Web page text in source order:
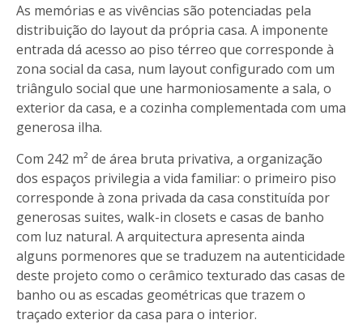
As memórias e as vivências são potenciadas pela
distribuição do layout da própria casa. A imponente
entrada dá acesso ao piso térreo que corresponde à
zona social da casa, num layout configurado com um
triângulo social que une harmoniosamente a sala, o
exterior da casa, e a cozinha complementada com uma
generosa ilha.
Com 242 m² de área bruta privativa, a organização
dos espaços privilegia a vida familiar: o primeiro piso
corresponde à zona privada da casa constituída por
generosas suites, walk-in closets e casas de banho
com luz natural. A arquitectura apresenta ainda
alguns pormenores que se traduzem na autenticidade
deste projeto como o cerâmico texturado das casas de
banho ou as escadas geométricas que trazem o
traçado exterior da casa para o interior.